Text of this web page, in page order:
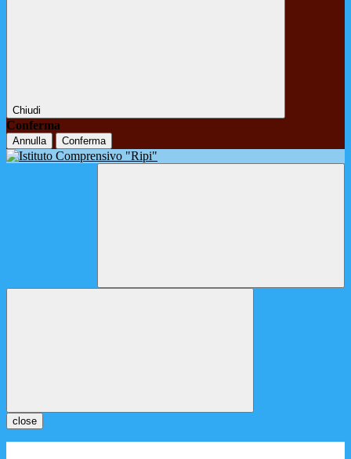
Chiudi
Conferma
Annulla Conferma
close